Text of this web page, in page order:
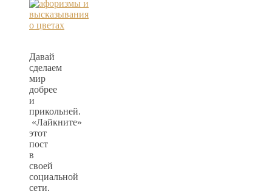
Давай
сделаем
мир
добрее
и
прикольней.
«Лайкните»
этот
пост
в
своей
социальной
сети.